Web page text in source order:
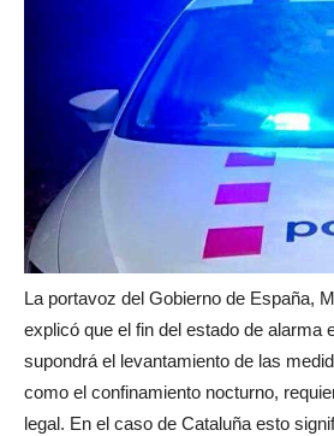
La portavoz del Gobierno de España,
explicó que el fin del estado de alarma
supondrá el levantamiento de las
como el confinamiento nocturno,
legal. En el caso de Cataluña esto